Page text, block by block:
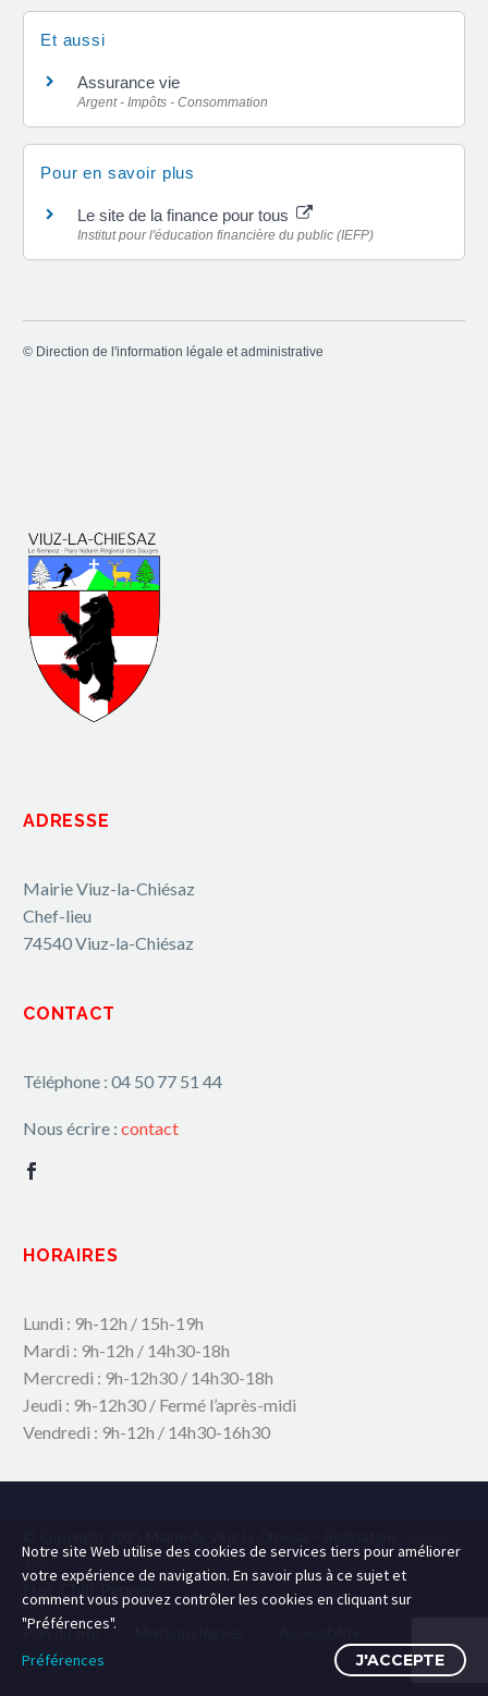
Et aussi
Assurance vie
Argent - Impôts - Consommation
Pour en savoir plus
Le site de la finance pour tous
Institut pour l'éducation financière du public (IEFP)
© Direction de l'information légale et administrative
ADRESSE
Mairie Viuz-la-Chiésaz
Chef-lieu
74540 Viuz-la-Chiésaz
CONTACT
Téléphone : 04 50 77 51 44
Nous écrire : contact
HORAIRES
Lundi : 9h-12h / 15h-19h
Mardi : 9h-12h / 14h30-18h
Mercredi : 9h-12h30 / 14h30-18h
Jeudi : 9h-12h30 / Fermé l’après-midi
Vendredi : 9h-12h / 14h30-16h30
109.C
Hot-Chili_Pepper
Plan du site
Notre site Web utilise des cookies de services tiers pour améliorer
votre expérience de navigation. En savoir plus à ce sujet et
comment vous pouvez contrôler les cookies en cliquant sur
"Préférences".
Préférences
J'ACCEPTE